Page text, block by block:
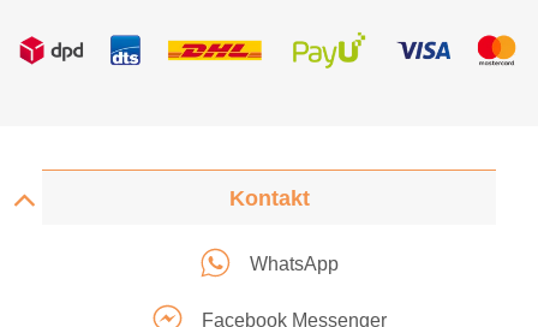
Kontakt
WhatsApp
Facebook Messenger